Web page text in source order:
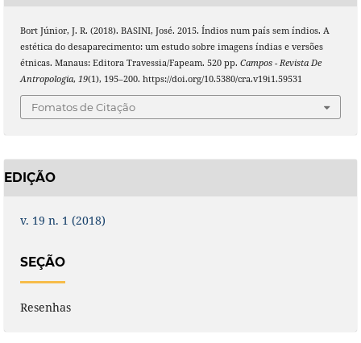
Bort Júnior, J. R. (2018). BASINI, José. 2015. Índios num país sem índios. A
estética do desaparecimento: um estudo sobre imagens índias e versões
étnicas. Manaus: Editora Travessia/Fapeam. 520 pp. Campos - Revista De
Antropologia, 19(1), 195–200. https://doi.org/10.5380/cra.v19i1.59531
Fomatos de Citação
EDIÇÃO
v. 19 n. 1 (2018)
SEÇÃO
Resenhas